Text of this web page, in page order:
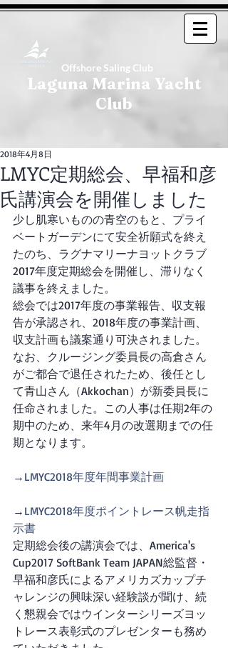
Offshore Saling Club
Laguna Marina Yacht
Club
LMYC定期総会、早福和彦
氏講演会を開催しました
2018年4月8日
少し肌寒いものの青空のもと、プライ
ベートガーデンにて安全祈願式を終え
たのち、ラグナマリーナヨットクラブ
2017年度定期総会を開催し、滞りなく
議事を終えました。
総会では2017年度の事業報告、収支報
告が承認され、2018年度の事業計画、
収支計画も議案通り可決されました。
なお、クルージング委員長の高倉さん
がご都合で退任されたため、後任とし
て青山さん（Akkochan）が新委員長に
任命されました。この人事は任期2年の
期中のため、来年4月の改選期までの任
期となります。
→ LMYC2018年度年間事業計画
→ LMYC2018年度ポイントレース帆走指
示書
定期総会後の講演会では、America's
Cup2017 SoftBank Team JAPAN総監督・
早福和彦氏によるアメリカズカップチ
ャレンジの興味深い経験談が聞け、続
く懇親会ではウインターシリーズヨッ
トレース表彰式のプレゼンターも務め